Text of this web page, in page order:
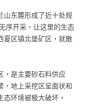
山东麓形成了近十处规
序开采，让这里的生态
夏区镇北堡矿区，就散
，是主要砂石料供应
，地上采挖区呈面状和
态环境被极大破坏。